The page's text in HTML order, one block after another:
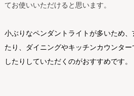
てお使いいただけると思います。
小ぶりなペンダントライトが多いため
たり、ダイニングやキッチンカウンタ
したりしていただくのがおすすめです。